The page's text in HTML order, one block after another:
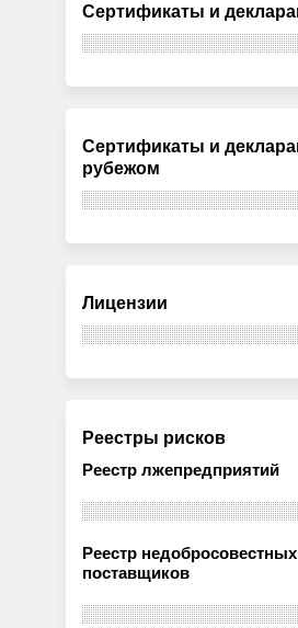
Сертификаты и
Сертификаты и
рубежом
Лицензии
Реестры рисков
Реестр лжепредприятий
Реестр недобросовестных
поставщиков